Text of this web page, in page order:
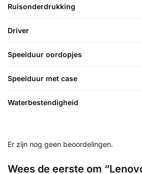
Ruisonderdrukking
Driver
Speelduur oordopjes
Speelduur met case
Waterbestendigheid
Er zijn nog geen beoordelingen.
Wees de eerste om